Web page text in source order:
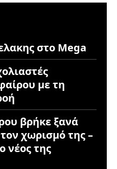
στο Mega
με τη
βρήκε ξανά
χωρισμό της –
νέος της